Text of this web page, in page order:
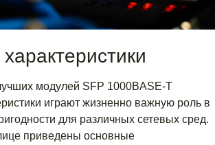
модулей SFP 1000BASE-T
играют жизненно важную роль в
для различных сетевых сред.
приведены основные